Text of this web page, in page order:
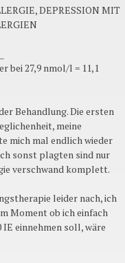
DEPRESSION MIT
bei 27,9 nmol/l = 11,1
Behandlung. Die ersten
meine
mich mal endlich wieder
sonst plagten sind nur
verschwand komplett.
leider nach, ich
Moment ob ich einfach
einnehmen soll, wäre